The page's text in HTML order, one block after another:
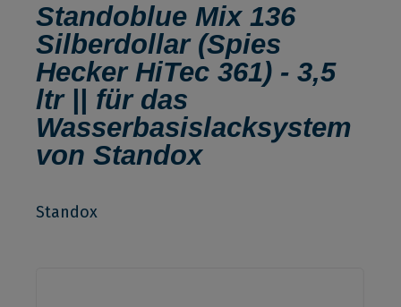
Standoblue Mix 136
Silberdollar (Spies
Hecker HiTec 361) - 3,5
ltr || für das
Wasserbasislacksystem
von Standox
Standox